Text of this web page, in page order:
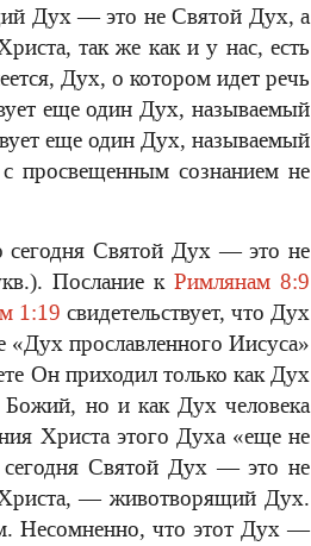
Дух — это не Святой Дух, а
так же как и у нас, есть
Дух, о котором идет речь
еще один Дух, называемый
еще один Дух, называемый
просвещенным сознанием не
сегодня Святой Дух — это не
Послание кРимлянам 8:9
1:19 свидетельствует, что Дух
«Дух прославленного Иисуса»
Он приходил только как Дух
Божий, но и как Дух человека
Христа этого Духа «еще не
Святой Дух — это не
— животворящий Дух.
Несомненно, что этот Дух —